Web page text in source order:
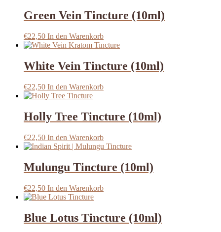
Green Vein Tincture (10ml)
€22,50 In den Warenkorb
White Vein Tincture (10ml)
€22,50 In den Warenkorb
Holly Tree Tincture (10ml)
€22,50 In den Warenkorb
Mulungu Tincture (10ml)
€22,50 In den Warenkorb
Blue Lotus Tincture (10ml)